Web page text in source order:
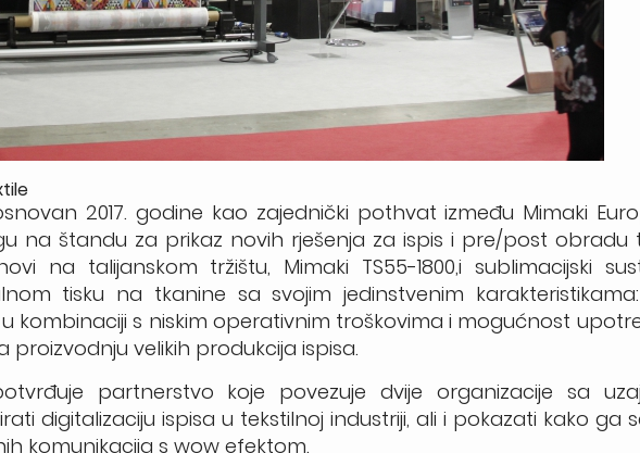
2017. godine kao zajednički pothvat između Mimaki
na štandu za prikaz novih rješenja za ispis i pre/post obradu
na talijanskom tržištu, Mimaki TS55-1800,i sublimacijski
tisku na tkanine sa svojim jedinstvenim
kombinaciji s niskim operativnim troškovima i mogućnost
proizvodnju velikih produkcija ispisa.
partnerstvo koje povezuje dvije organizacije sa
digitalizaciju ispisa u tekstilnoj industriji, ali i pokazati kako ga
komunikacija s wow efektom.